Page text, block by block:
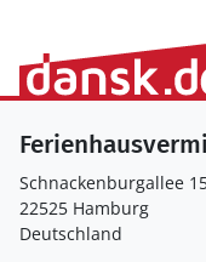
Schnackenburgallee
22525 Hamburg
Deutschland